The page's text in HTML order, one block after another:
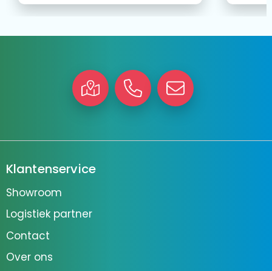
Klantenservice
Showroom
Logistiek partner
Contact
Over ons